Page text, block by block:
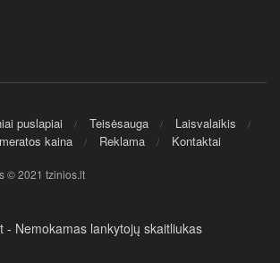
puslapiai Teisėsauga
Laisvalaikis
kaina Reklama Kontaktai
© 2021 tzinios.lt